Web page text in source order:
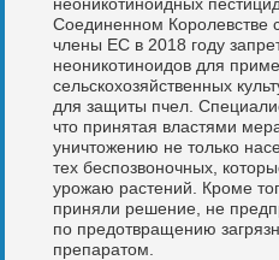
Соединенном Королевстве
члены ЕС в 2018 году
неоникотиноидов для
сельскохозяйственных
для защиты пчел.
что принятая властями
уничтожению не только
тех беспозвоночных,
урожаю растений. Кроме
приняли решение, не
по предотвращению
препаратом.